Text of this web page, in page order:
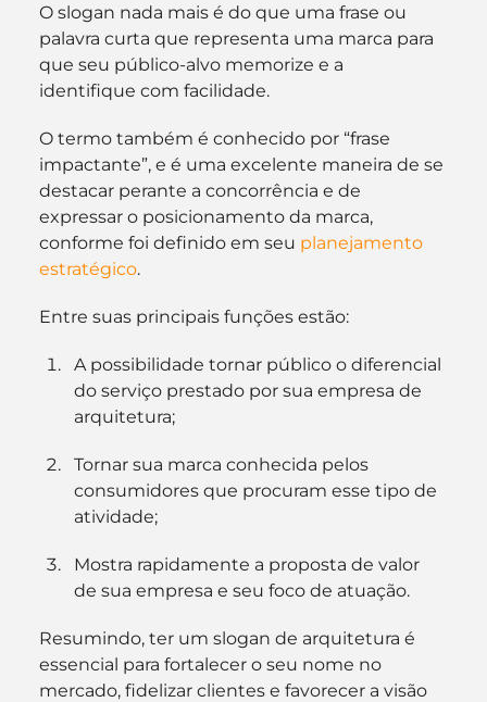
O slogan nada mais é do que uma frase ou
palavra curta que representa uma marca para
que seu público-alvo memorize e a
identifique com facilidade.
O termo também é conhecido por “frase
impactante”, e é uma excelente maneira de se
destacar perante a concorrência e de
expressar o posicionamento da marca,
conforme foi definido em seu planejamento
estratégico.
Entre suas principais funções estão:
A possibilidade tornar público o diferencial
do serviço prestado por sua empresa de
arquitetura;
Tornar sua marca conhecida pelos
consumidores que procuram esse tipo de
atividade;
Mostra rapidamente a proposta de valor
de sua empresa e seu foco de atuação.
Resumindo, ter um slogan de arquitetura é
essencial para fortalecer o seu nome no
mercado, fidelizar clientes e favorecer a visão